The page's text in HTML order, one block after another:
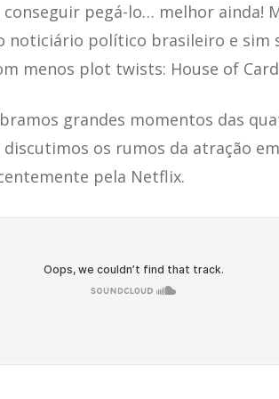
pegá-lo… melhor ainda!
noticiário político brasileiro e sim
menos plot twists: House of
grandes momentos das
os rumos da atração
pela Netflix.